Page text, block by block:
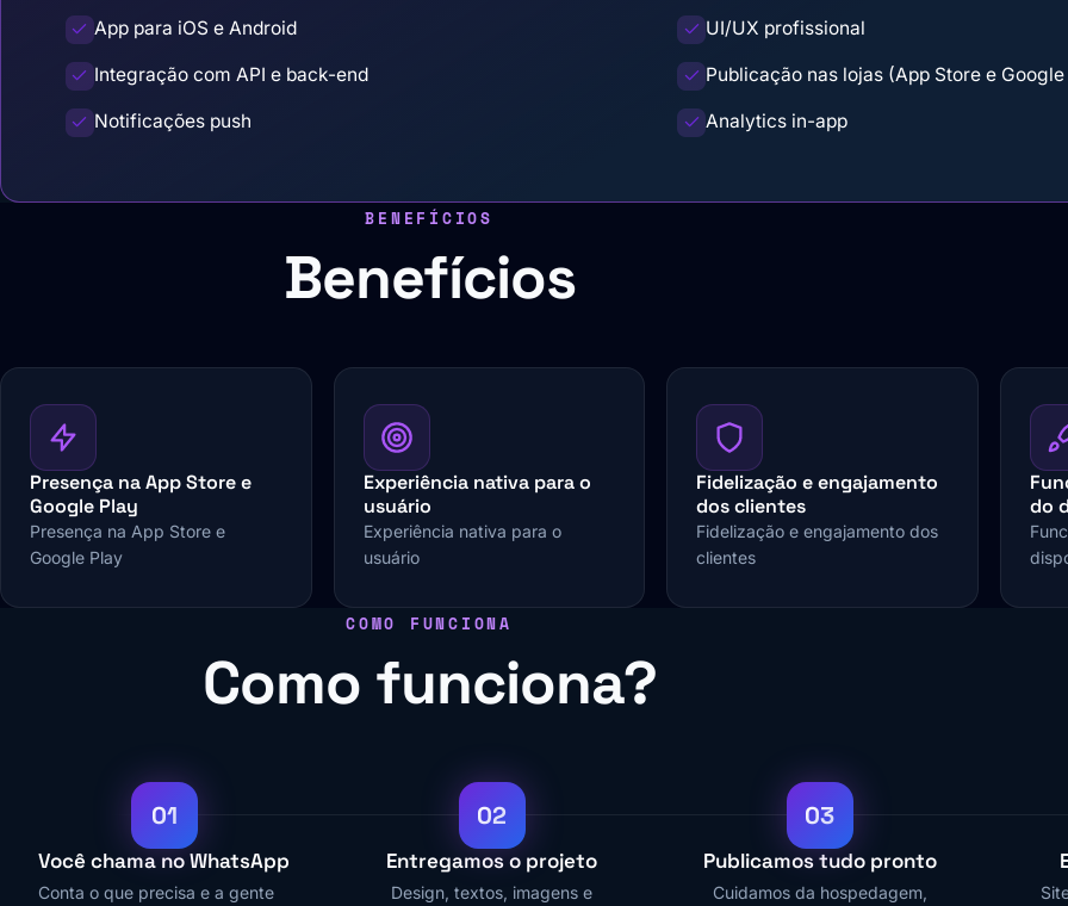
App para iOS e Android UI/UX profissional
Integração com API e back-end Publicação nas lojas (App Store e Google
Notificações push Analytics in-app
BENEFÍCIOS
Benefícios
Presença na App Store e
Google Play
Presença na App Store e
Google Play
Experiência nativa para o
usuário
Experiência nativa para o
usuário
Fidelização e engajamento
dos clientes
Fidelização e engajamento dos
clientes
do
COMO FUNCIONA
Como funciona?
01
Você chama no WhatsApp
Conta o que precisa e a gente
02
Entregamos o projeto
Design, textos, imagens e
03
Publicamos tudo pronto
Cuidamos da hospedagem,